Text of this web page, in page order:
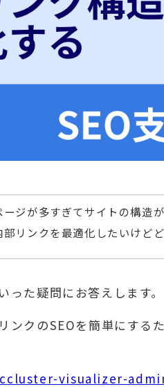
ージが多すぎてサイトの構造
部リンクを最適化したいけど
った疑問にお答えします。
ンクのSEOを簡単にする
visualizer-